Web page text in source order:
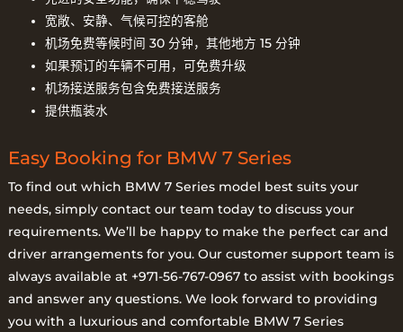
宽敞、安静、气候可控的客舱
机场免费等候时间 30 分钟，其他地方 15 分钟
如果预订的车辆不可用，可免费升级
机场接送服务包含免费接送服务
提供瓶装水
Easy Booking for BMW 7 Series
To find out which BMW 7 Series model best suits your
needs, simply contact our team today to discuss your
requirements. We’ll be happy to make the perfect car and
driver arrangements for you. Our customer support team is
always available at +971-56-767-0967 to assist with bookings
and answer any questions. We look forward to providing
you with a luxurious and comfortable BMW 7 Series